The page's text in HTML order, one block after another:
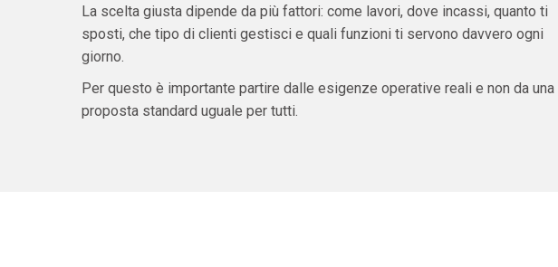
La scelta giusta dipende da più fattori: come lavori, dove incassi, quanto ti
sposti, che tipo di clienti gestisci e quali funzioni ti servono davvero ogni
giorno.
Per questo è importante partire dalle esigenze operative reali e non da una
proposta standard uguale per tutti.